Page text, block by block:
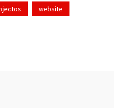
website